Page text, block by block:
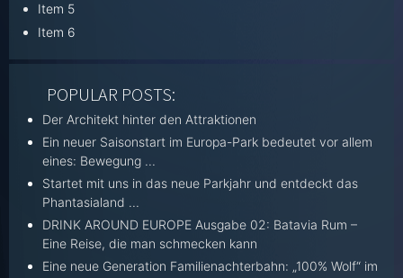
Item 5
Item 6
POPULAR POSTS:
Der Architekt hinter den Attraktionen
Ein neuer Saisonstart im Europa-Park bedeutet vor allem
eines: Bewegung ...
Startet mit uns in das neue Parkjahr und entdeckt das
Phantasialand ...
DRINK AROUND EUROPE Ausgabe 02: Batavia Rum –
Eine Reise, die man schmecken kann
Eine neue Generation Familienachterbahn: „100% Wolf“ im